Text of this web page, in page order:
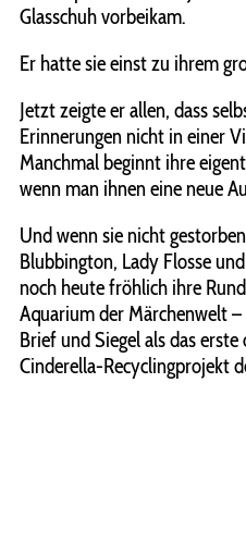
Glasschuh vorbeikam.
Er hatte sie einst zu ihrem
Jetzt zeigte er allen, dass
Erinnerungen nicht in einer
Manchmal beginnt ihre
wenn man ihnen eine neue
Und wenn sie nicht
Blubbington, Lady Flosse
noch heute fröhlich ihre
Aquarium der Märchenwelt
Brief und Siegel als das
Cinderella-Recyclingprojekt